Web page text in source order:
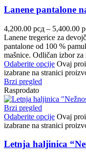
Lanene pantalone
4,200.00 рсд – 5,400.00
Lanene tregerice za
pantalone od 100 %
mašnice. Odličan izbor
Odaberite opcije Ovaj
izabrane na stranici
Brzi pregled
Rasprodato
Brzi pregled
Odaberite opcije Ovaj
izabrane na stranici
Letnja haljinica